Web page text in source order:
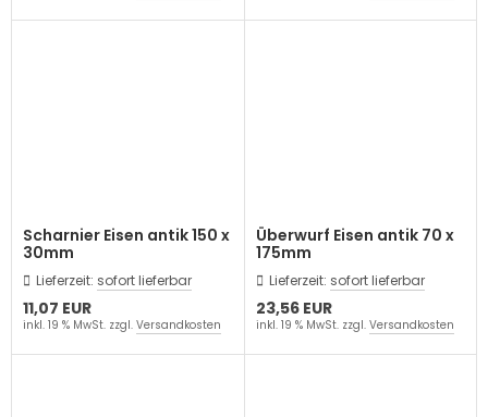
Scharnier Eisen antik 150 x
30mm
Lieferzeit: sofort lieferbar
11,07 EUR
inkl. 19 % MwSt. zzgl. Versandkosten
Überwurf Eisen antik 70 x
175mm
Lieferzeit: sofort lieferbar
23,56 EUR
inkl. 19 % MwSt. zzgl. Versandkosten